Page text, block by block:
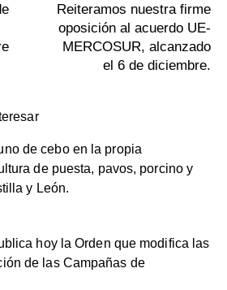
Reiteramos nuestra firme
oposición al acuerdo UE-
MERCOSUR, alcanzado
el 6 de diciembre.
de cebo en la propia
de puesta, pavos, porcino y
y León.
hoy la Orden que modifica las
de las Campañas de